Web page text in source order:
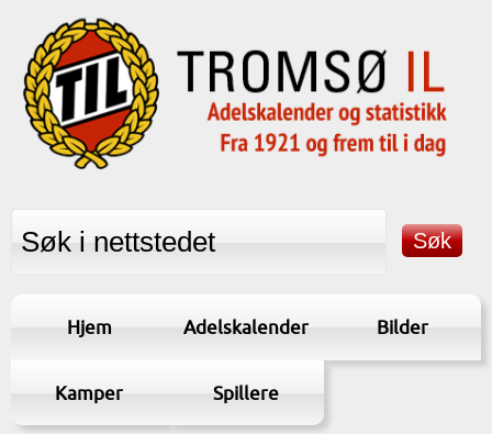
Hjem Adelskalender Bilder
Kamper Spillere